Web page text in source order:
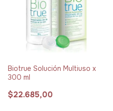
Biotrue Solución Multiuso x
300 ml
$22.685,00